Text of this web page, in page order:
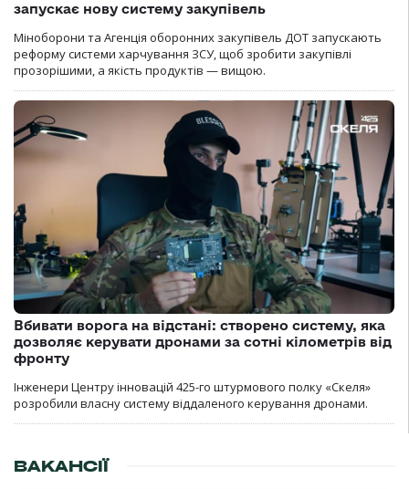
запускає нову систему закупівель
Міноборони та Агенція оборонних закупівель ДОТ запускають
реформу системи харчування ЗСУ, щоб зробити закупівлі
прозорішими, а якість продуктів — вищою.
Вбивати ворога на відстані: створено систему, яка
дозволяє керувати дронами за сотні кілометрів від
фронту
Інженери Центру інновацій 425-го штурмового полку «Скеля»
розробили власну систему віддаленого керування дронами.
ВАКАНСІЇ